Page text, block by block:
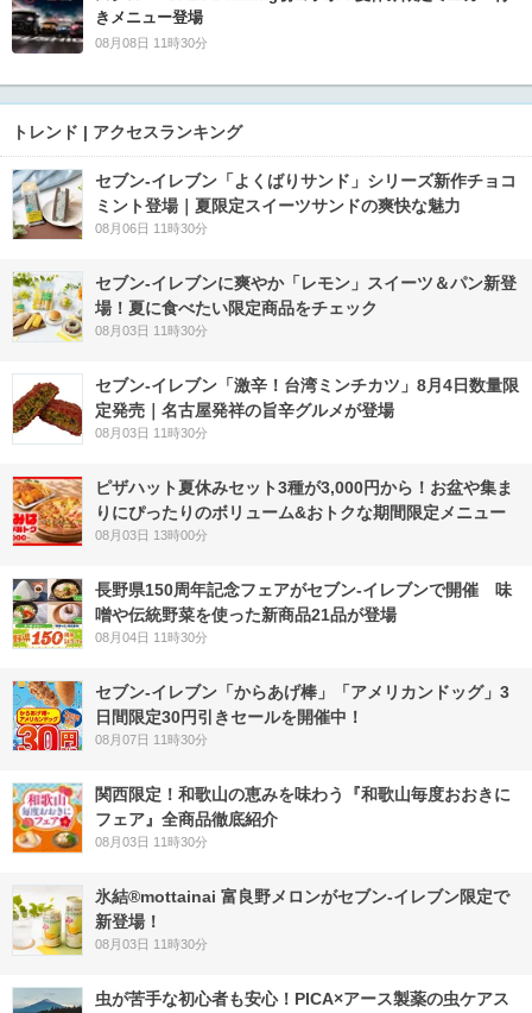
きメニュー登場
08月08日 11時30分
トレンド | アクセスランキング
セブン‐イレブン「よくばりサンド」シリーズ新作チョコ
ミント登場｜夏限定スイーツサンドの爽快な魅力
08月06日 11時30分
セブン‐イレブンに爽やか「レモン」スイーツ＆パン新登
場！夏に食べたい限定商品をチェック
08月03日 11時30分
セブン-イレブン「激辛！台湾ミンチカツ」8月4日数量限
定発売｜名古屋発祥の旨辛グルメが登場
08月03日 11時30分
ピザハット夏休みセット3種が3,000円から！お盆や集ま
りにぴったりのボリューム&おトクな期間限定メニュー
08月03日 13時00分
長野県150周年記念フェアがセブン-イレブンで開催 味
噌や伝統野菜を使った新商品21品が登場
08月04日 11時30分
セブン‐イレブン「からあげ棒」「アメリカンドッグ」3
日間限定30円引きセールを開催中！
08月07日 11時30分
関西限定！和歌山の恵みを味わう『和歌山毎度おおきに
フェア』全商品徹底紹介
08月03日 11時30分
氷結®mottainai 富良野メロンがセブン‐イレブン限定で
新登場！
08月03日 11時30分
虫が苦手な初心者も安心！PICA×アース製薬の虫ケアス